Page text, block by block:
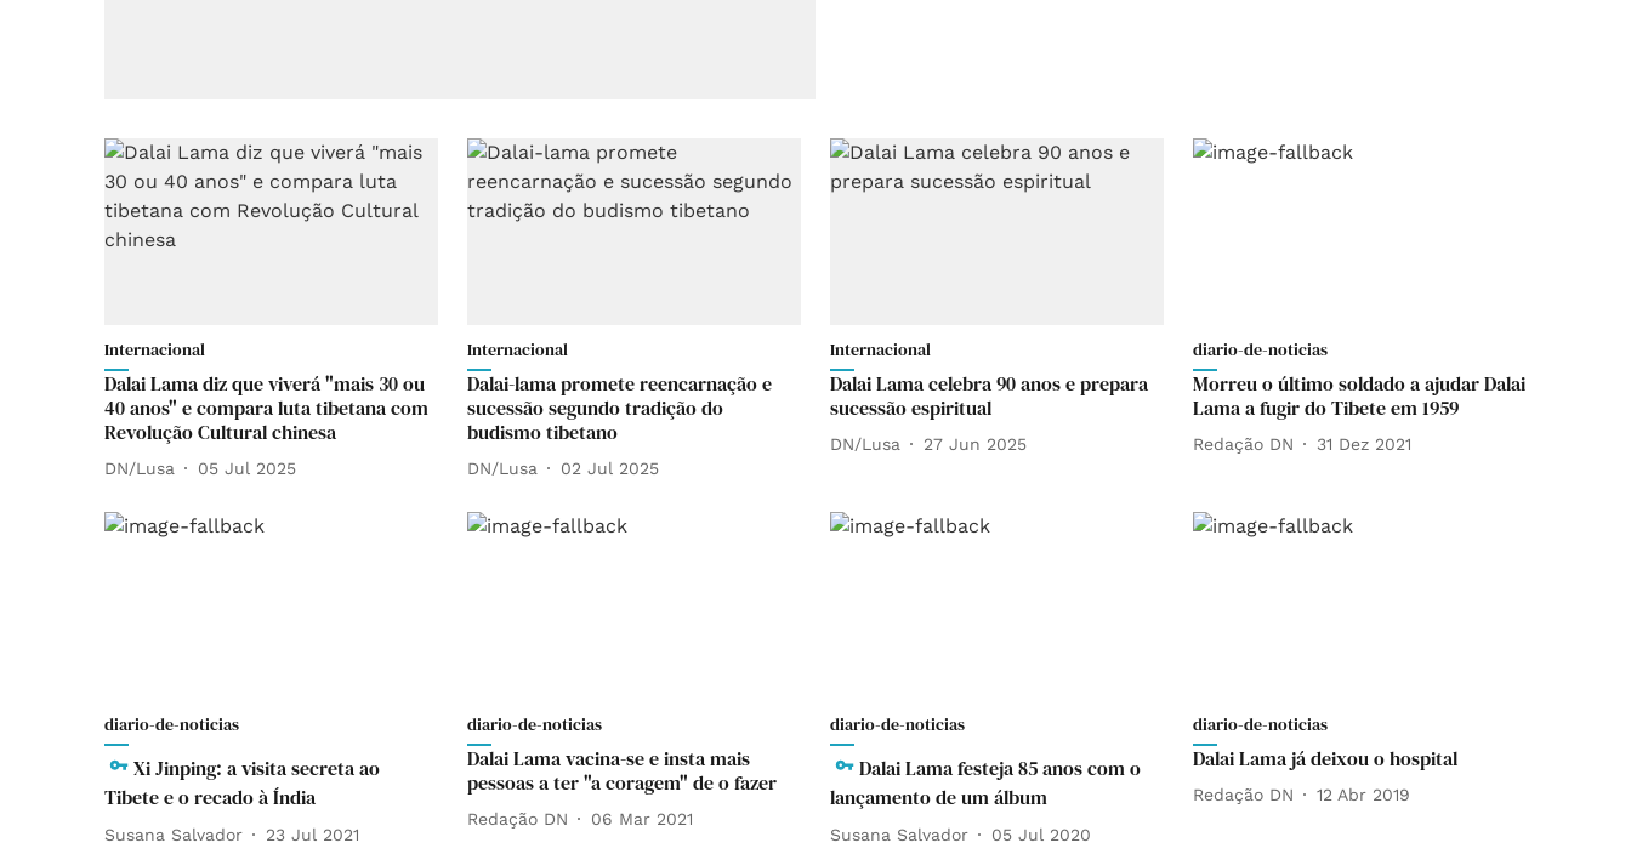
Internacional
Dalai Lama diz que viverá "mais 30 ou
40 anos" e compara luta tibetana com
Revolução Cultural chinesa
DN/Lusa 05 Jul 2025
Internacional
Dalai-lama promete reencarnação e
sucessão segundo tradição do
budismo tibetano
DN/Lusa 02 Jul 2025
Internacional
Dalai Lama celebra 90 anos e prepara
sucessão espiritual
DN/Lusa 27 Jun 2025
diario-de-noticias
Morreu o último soldado a ajudar Dalai
Lama a fugir do Tibete em 1959
Redação DN 31 Dez 2021
diario-de-noticias
Xi Jinping: a visita secreta ao
Tibete e o recado à Índia
Susana Salvador 23 Jul 2021
diario-de-noticias
Dalai Lama vacina-se e insta mais
pessoas a ter "a coragem" de o fazer
Redação DN 06 Mar 2021
diario-de-noticias
Dalai Lama festeja 85 anos com o
lançamento de um álbum
Susana Salvador 05 Jul 2020
diario-de-noticias
Dalai Lama já deixou o hospital
Redação DN 12 Abr 2019